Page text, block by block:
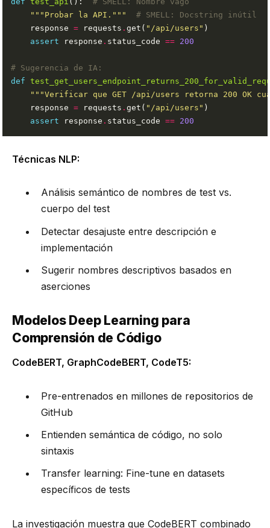
"""Probar la API."""
# SMELL: Docstring inútil
    response
= requests .get( "/api/users"
assert response . status_code == 200
# Sugerencia de IA:
def
"""Verificar que GET /api/users retorna 200 OK
    response
= requests .get( "/api/users"
assert response . status_code == 200
Técnicas NLP:
Análisis semántico de nombres de test vs.
cuerpo del test
Detectar desajuste entre descripción e
implementación
Sugerir nombres descriptivos basados en
aserciones
Modelos Deep Learning para
Comprensión de Código
CodeBERT, GraphCodeBERT, CodeT5:
Pre-entrenados en millones de repositorios de
GitHub
Entienden semántica de código, no solo
sintaxis
Transfer learning: Fine-tune en datasets
específicos de tests
La investigación muestra que CodeBERT combinado